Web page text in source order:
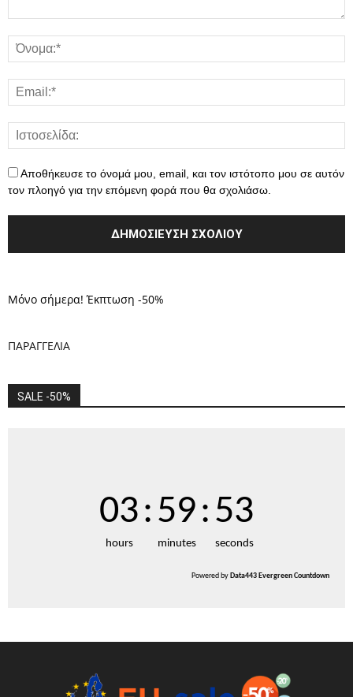
Αποθήκευσε το όνομά μου, email, και τον ιστότοπο μου σε αυτόν
τον πλοηγό για την επόμενη φορά που θα σχολιάσω.
Μόνο σήμερα! Έκπτωση -50%
ΠΑΡΑΓΓΕΛΙΑ
SALE -50%
03
hours
:59
minutes
:52
seconds
Powered byData443 Evergreen Countdown